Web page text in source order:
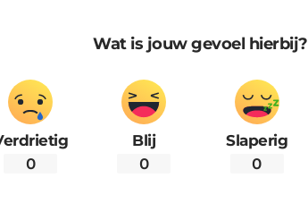
Wat is jouw gevoel hierbij?
0
Blij
0
Slaperig
0